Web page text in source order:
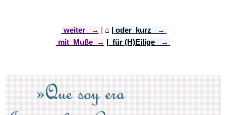
weiter → | ⌂ | oder kurz
→
mit Muße → | für (H)Eilige →